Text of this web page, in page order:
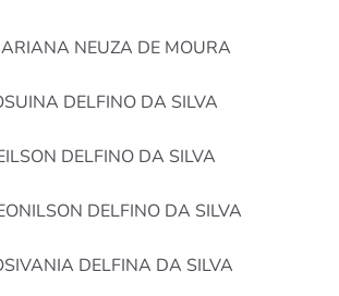
NEUZA DE MOURA
DELFINO DA SILVA
DELFINO DA SILVA
DELFINO DA SILVA
DELFINA DA SILVA